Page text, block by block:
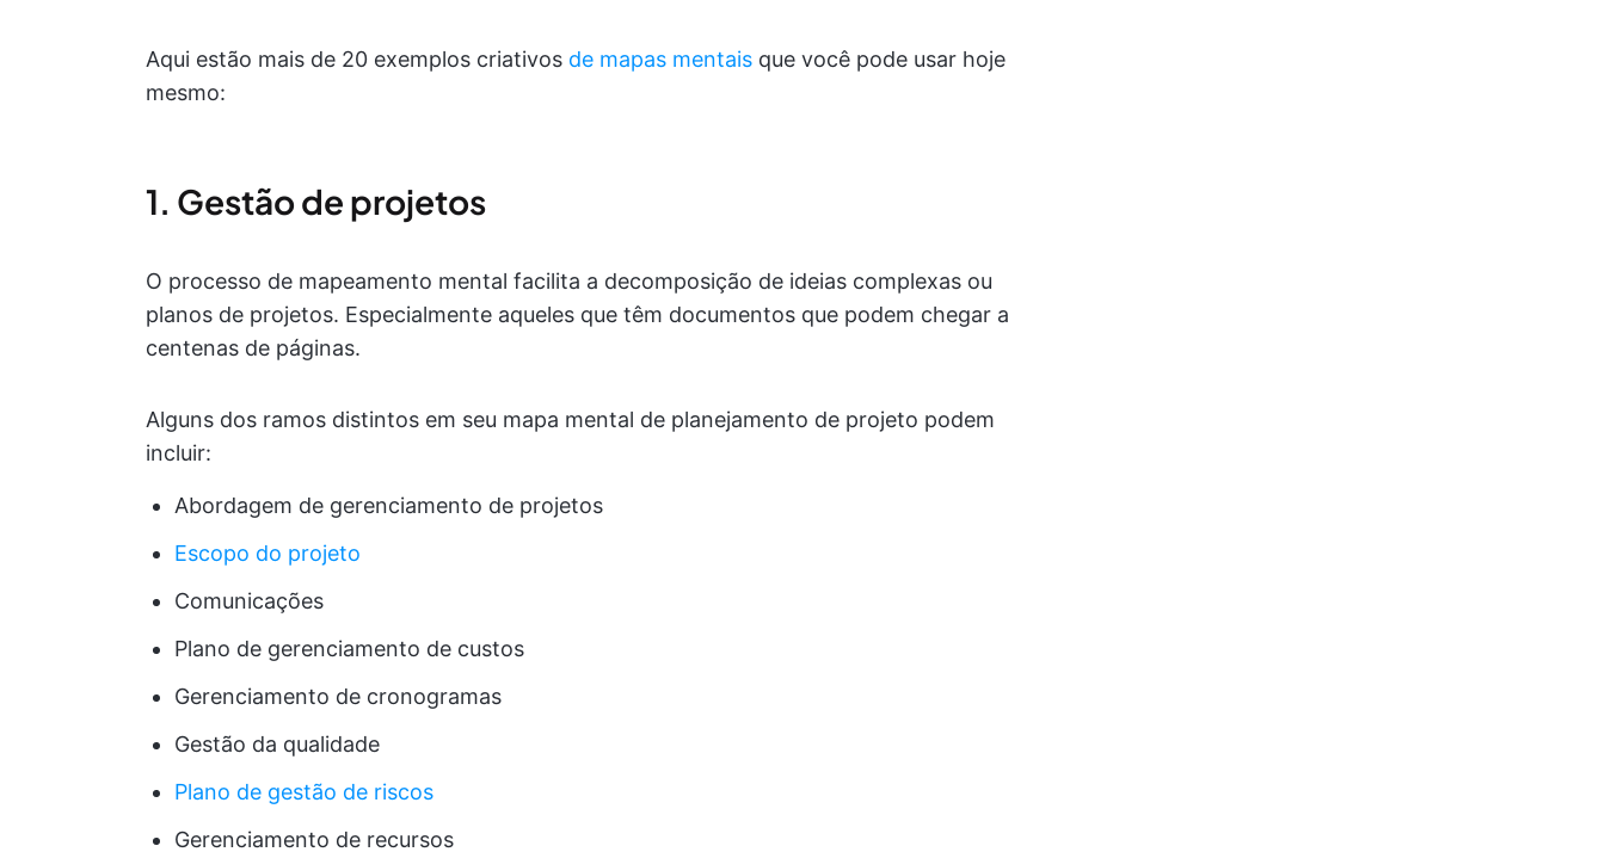
Aqui estão mais de 20 exemplos criativos de mapas mentais que você pode usar hoje
mesmo:
1. Gestão de projetos
O processo de mapeamento mental facilita a decomposição de ideias complexas ou
planos de projetos. Especialmente aqueles que têm documentos que podem chegar a
centenas de páginas.
Alguns dos ramos distintos em seu mapa mental de planejamento de projeto podem
incluir:
Abordagem de gerenciamento de projetos
Escopo do projeto
Comunicações
Plano de gerenciamento de custos
Gerenciamento de cronogramas
Gestão da qualidade
Plano de gestão de riscos
Gerenciamento de recursos